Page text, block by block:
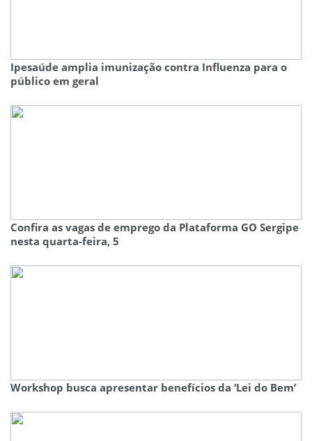
Ipesaúde amplia imunização contra Influenza para o
público em geral
Confira as vagas de emprego da Plataforma GO Sergipe
nesta quarta-feira, 5
Workshop busca apresentar benefícios da ‘Lei do Bem’